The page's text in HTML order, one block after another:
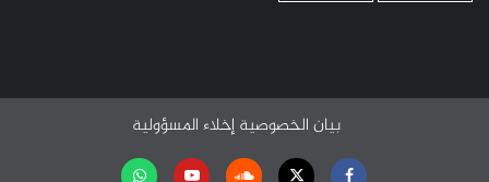
بيان الخصوصية إخلاء المسؤولية